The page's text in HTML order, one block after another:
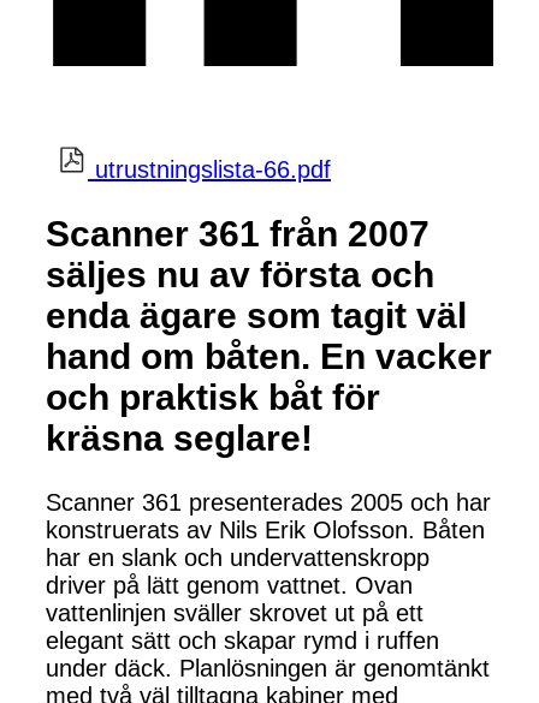
utrustningslista-66.pdf
Scanner 361 från 2007
säljes nu av första och
enda ägare som tagit väl
hand om båten. En vacker
och praktisk båt för
kräsna seglare!
Scanner 361 presenterades 2005 och har
konstruerats av Nils Erik Olofsson. Båten
har en slank och undervattenskropp
driver på lätt genom vattnet. Ovan
vattenlinjen sväller skrovet ut på ett
elegant sätt och skapar rymd i ruffen
under däck. Planlösningen är genomtänkt
med två väl tilltagna kabiner med